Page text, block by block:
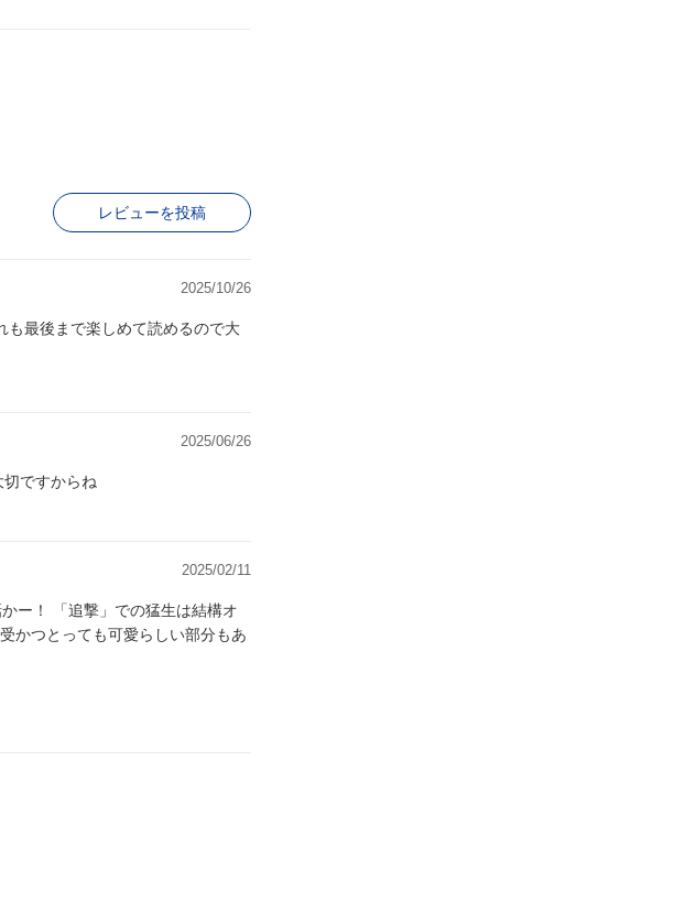
レビューを投稿
2025/10/26
も最後まで楽しめて読めるので大
2025/06/26
いを伝えられるの大切ですからね
2025/02/11
結構オ
かつとっても可愛らしい部分もあ